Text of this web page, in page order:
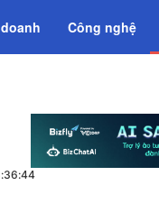
Công nghệ
:36:44